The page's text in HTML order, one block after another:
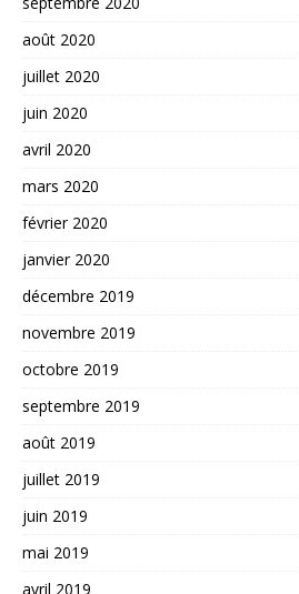
août 2020
juillet 2020
juin 2020
avril 2020
mars 2020
février 2020
janvier 2020
décembre 2019
novembre 2019
octobre 2019
septembre 2019
août 2019
juillet 2019
juin 2019
mai 2019
avril 2019